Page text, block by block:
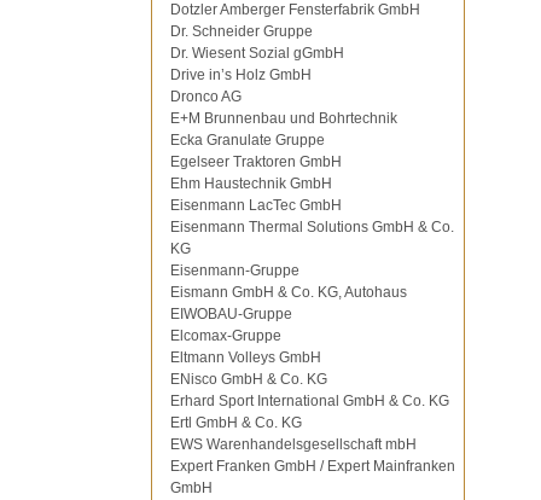
Dotzler Amberger Fensterfabrik GmbH
Dr. Schneider Gruppe
Dr. Wiesent Sozial gGmbH
Drive in’s Holz GmbH
Dronco AG
E+M Brunnenbau und Bohrtechnik
Ecka Granulate Gruppe
Egelseer Traktoren GmbH
Ehm Haustechnik GmbH
Eisenmann LacTec GmbH
Eisenmann Thermal Solutions GmbH & Co.
KG
Eisenmann-Gruppe
Eismann GmbH & Co. KG, Autohaus
EIWOBAU-Gruppe
Elcomax-Gruppe
Eltmann Volleys GmbH
ENisco GmbH & Co. KG
Erhard Sport International GmbH & Co. KG
Ertl GmbH & Co. KG
EWS Warenhandelsgesellschaft mbH
Expert Franken GmbH / Expert Mainfranken
GmbH